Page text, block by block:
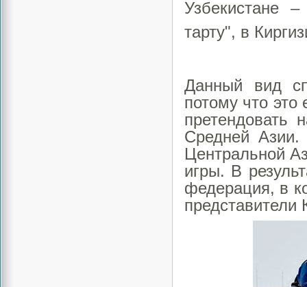
Узбекистане
тарту", в
Данный вид
потому что это
претендовать
Средней Азии.
Центральной
игры. В
федерация, в